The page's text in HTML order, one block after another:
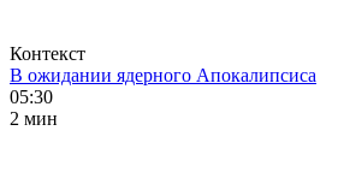
Контекст
В ожидании ядерного Апокалипсиса
05:30
2 мин